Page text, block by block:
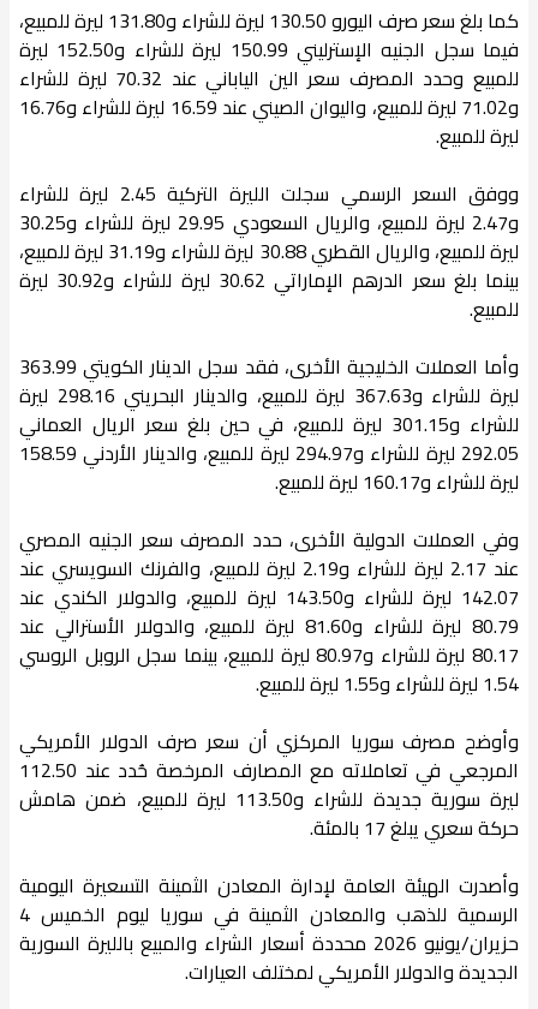
كما بلغ سعر صرف اليورو 130.50 ليرة للشراء و131.80 ليرة للمبيع،
فيما سجل الجنيه الإسترليني 150.99 ليرة للشراء و152.50 ليرة
للمبيع وحدد المصرف سعر الين الياباني عند 70.32 ليرة للشراء
و71.02 ليرة للمبيع، واليوان الصيني عند 16.59 ليرة للشراء و16.76
ليرة للمبيع.
ووفق السعر الرسمي سجلت الليرة التركية 2.45 ليرة للشراء
و2.47 ليرة للمبيع، والريال السعودي 29.95 ليرة للشراء و30.25
ليرة للمبيع، والريال القطري 30.88 ليرة للشراء و31.19 ليرة للمبيع،
بينما بلغ سعر الدرهم الإماراتي 30.62 ليرة للشراء و30.92 ليرة
للمبيع.
وأما العملات الخليجية الأخرى، فقد سجل الدينار الكويتي 363.99
ليرة للشراء و367.63 ليرة للمبيع، والدينار البحريني 298.16 ليرة
للشراء و301.15 ليرة للمبيع، في حين بلغ سعر الريال العماني
292.05 ليرة للشراء و294.97 ليرة للمبيع، والدينار الأردني 158.59
ليرة للشراء و160.17 ليرة للمبيع.
وفي العملات الدولية الأخرى، حدد المصرف سعر الجنيه المصري
عند 2.17 ليرة للشراء و2.19 ليرة للمبيع، والفرنك السويسري عند
142.07 ليرة للشراء و143.50 ليرة للمبيع، والدولار الكندي عند
80.79 ليرة للشراء و81.60 ليرة للمبيع، والدولار الأسترالي عند
80.17 ليرة للشراء و80.97 ليرة للمبيع، بينما سجل الروبل الروسي
1.54 ليرة للشراء و1.55 ليرة للمبيع.
وأوضح مصرف سوريا المركزي أن سعر صرف الدولار الأمريكي
المرجعي في تعاملاته مع المصارف المرخصة حُدد عند 112.50
ليرة سورية جديدة للشراء و113.50 ليرة للمبيع، ضمن هامش
حركة سعري يبلغ 17 بالمئة.
وأصدرت الهيئة العامة لإدارة المعادن الثمينة التسعيرة اليومية
الرسمية للذهب والمعادن الثمينة في سوريا ليوم الخميس 4
حزيران/يونيو 2026 محددة أسعار الشراء والمبيع بالليرة السورية
الجديدة والدولار الأمريكي لمختلف العيارات.